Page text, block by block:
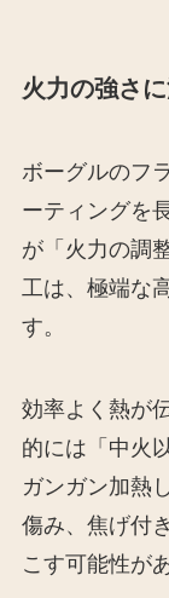
火力の強さ
ボーグルのフ
ーティングを
が「火力の調
工は、極端な
す。
効率よく熱が
的には「中火
ガンガン加熱
傷み、焦げ付
こす可能性が